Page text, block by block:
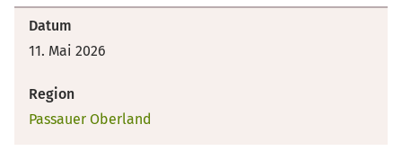
Datum
11. Mai 2026
Region
Passauer Oberland